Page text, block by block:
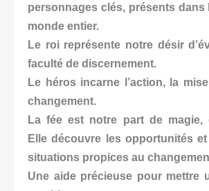
personnages clés, présents dans
monde entier.
Le roi représente notre désir
faculté de discernement.
Le héros incarne l’action, la
changement.
La fée est notre part de magie,
Elle découvre les opportunités
situations propices au
Une aide précieuse pour mettre